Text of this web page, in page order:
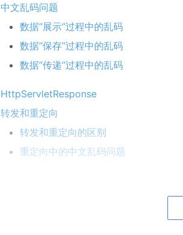
中文乱码问题
数据“展示”过程中的乱码
数据“保存”过程中的乱码
数据“传递”过程中的乱码
HttpServletResponse
转发和重定向
转发和重定向的区别
重定向中的中文乱码问题